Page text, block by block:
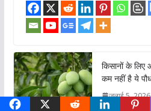
किसानों के लिए
कम नहीं है ये
जुलाई 5, 2026